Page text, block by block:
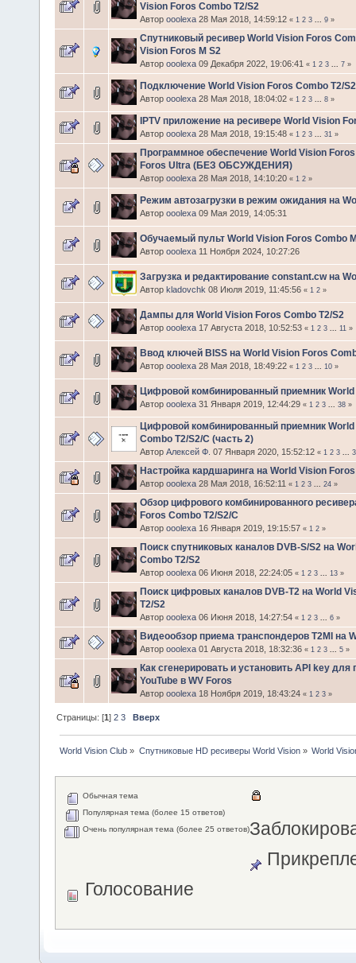
Vision Foros Combo T2/S2
Автор ooolexa 28 Мая 2018, 14:59:12 « 1 2 3 9 »
Спутниковый ресивер World Vision Foros
Vision Foros M S2
Автор ooolexa 09 Декабря 2022, 19:06:41 « 1 2 3 7 »
Подключение World Vision Foros Combo T2/S2
Автор ooolexa 28 Мая 2018, 18:04:02 « 1 2 3 8 »
IPTV приложение на ресивере World Vision
Автор ooolexa 28 Мая 2018, 19:15:48 « 1 2 3 31 »
Программное обеспечение World Vision
Foros Ultra (БЕЗ ОБСУЖДЕНИЯ)
Автор ooolexa 28 Мая 2018, 14:10:20 « 1 2 »
Режим автозагрузки в режим ожидания на
Автор ooolexa 09 Мая 2019, 14:05:31
Обучаемый пульт World Vision Foros Combo
Автор ooolexa 11 Ноября 2024, 10:27:26
Загрузка и редактирование constant.cw на
Автор kladovchk 08 Июля 2019, 11:45:56 « 1 2 »
Дампы для World Vision Foros Combo T2/S2
Автор ooolexa 17 Августа 2018, 10:52:53 « 1 2 3 11 »
Ввод ключей BISS на World Vision Foros
Автор ooolexa 28 Мая 2018, 18:49:22 « 1 2 3 10 »
Цифровой комбинированный приемник
Автор ooolexa 31 Января 2019, 12:44:29 « 1 2 3 38 »
Цифровой комбинированный приемник
Combo T2/S2/C (часть 2)
Автор Алексей Ф. 07 Января 2020, 15:52:12 « 1 2 3
Настройка кардшаринга на World Vision
Автор ooolexa 28 Мая 2018, 16:52:11 « 1 2 3 24 »
Обзор цифрового комбинированного
Foros Combo T2/S2/C
Автор ooolexa 16 Января 2019, 19:15:57 « 1 2 »
Поиск спутниковых каналов DVB-S/S2 на
Combo T2/S2
Автор ooolexa 06 Июня 2018, 22:24:05 « 1 2 3 13 »
Поиск цифровых каналов DVB-T2 на World
T2/S2
Автор ooolexa 06 Июня 2018, 14:27:54 « 1 2 3 6 »
Видеообзор приема транспондеров T2MI на
Автор ooolexa 01 Августа 2018, 18:32:36 « 1 2 3 5 »
Как сгенерировать и установить API key
YouTube в WV Foros
Автор ooolexa 18 Ноября 2019, 18:43:24 « 1 2 3 »
Страницы: [1]2 3 Вверх
World Vision Club » Спутниковые HD ресиверы World Vision» World
Обычная тема
Популярная тема (более 15 ответов)
Очень популярная тема (более 25 ответов)
Голосование